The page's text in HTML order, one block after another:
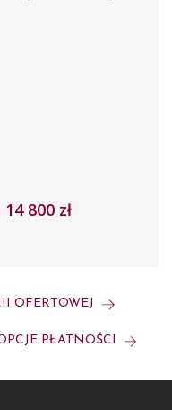
800 zł
OFERTOWEJ
PŁATNOŚCI